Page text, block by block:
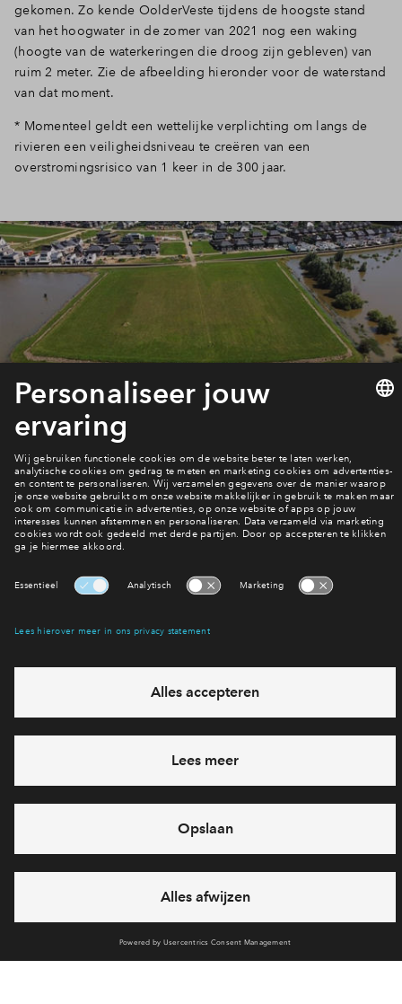
gekomen. Zo kende OolderVeste tijdens de hoogste stand
van het hoogwater in de zomer van 2021 nog een waking
(hoogte van de waterkeringen die droog zijn gebleven) van
ruim 2 meter. Zie de afbeelding hieronder voor de waterstand
van dat moment.
* Momenteel geldt een wettelijke verplichting om langs de
rivieren een veiligheidsniveau te creëren van een
overstromingsrisico van 1 keer in de 300 jaar.
Duurzaam wonen
Duurzaamheid
Interesse? Meld je dan snel aan
Hiermee blijf je op de hoogte van het belangrijkste nieuws en
Heb je een vraag en wil je direct antwoord? Bel ons op088 -
71 22 968
vandaag gesloten, maandag zijn we vanaf
bereikbaar
via chat en telefoon